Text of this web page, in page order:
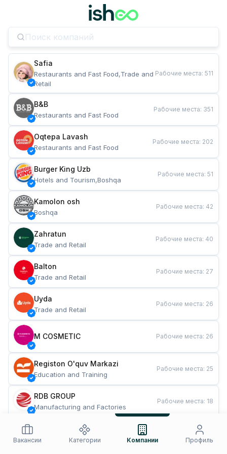
Safia
Restaurants and Fast Food,Trade and
Retail
Рабочие места: 511
B&B
Restaurants and Fast Food
Рабочие места: 351
Oqtepa Lavash
Restaurants and Fast Food
Рабочие места: 202
Burger King Uzb
Hotels and Tourism,Boshqa
Рабочие места: 51
Kamolon osh
Boshqa
Рабочие места: 42
Zahratun
Trade and Retail
Рабочие места: 40
Balton
Trade and Retail
Рабочие места: 27
Uyda
Trade and Retail
Рабочие места: 26
M COSMETIC Рабочие места: 26
Registon O'quv Markazi
Education and Training
Рабочие места: 25
RDB GROUP
Manufacturing and Factories
Рабочие места: 18
Restaurants and Fast Food
Рабочие места
Вакансии
Категории Компании Профиль